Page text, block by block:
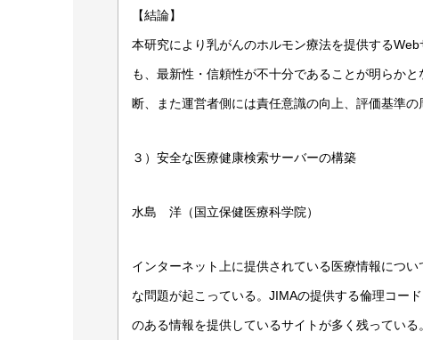
【結論】
本研究により乳がんのホルモン療法を提供する
も、最新性・信頼性が不十分であることが明らか
断、また運営者側には責任意識の向上、評価基準の
３）安全な医療健康検索サーバーの構築
水島 洋（国立保健医療科学院）
インターネット上に提供されている医療情報につ
な問題が起こっている。JIMAの提供する倫理コー
のある情報を提供しているサイトが多く残ってい